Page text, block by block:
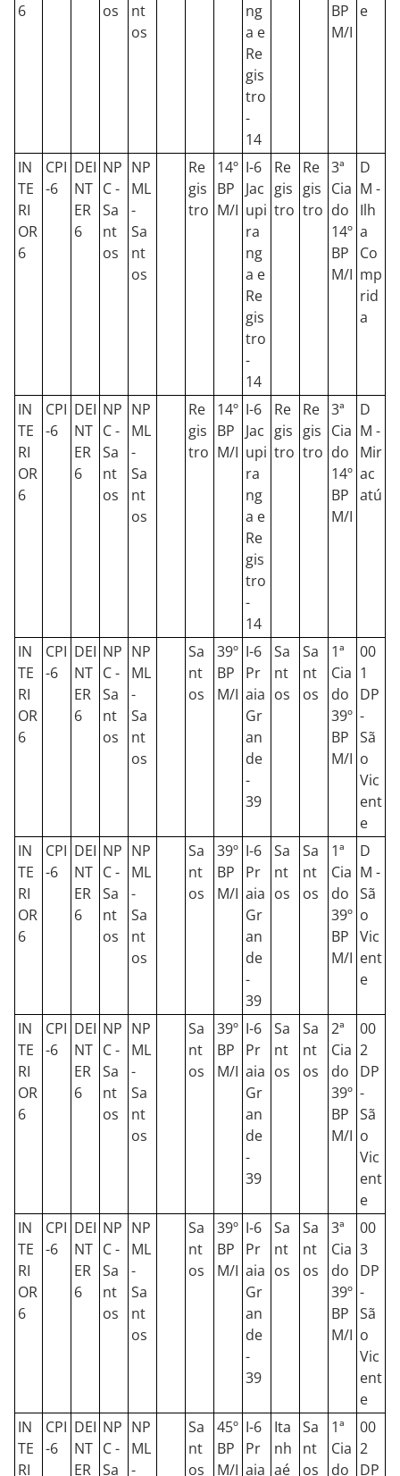
6
os
nt
os
ng
a e
Re
gis
tro
-
14
BP
M/I
e
IN
TE
RI
OR
6
CPI
-6
DEI
NT
ER
6
NP
C -
Sa
nt
os
NP
ML
-
Sa
nt
os
Re
gis
tro
14º
BP
M/I
I-6
Jac
upi
ra
ng
a e
Re
gis
tro
-
14
Re
gis
tro
Re
gis
tro
3ª
Cia
do
14º
BP
M/I
D
M -
Ilh
a
Co
mp
rid
a
IN
TE
RI
OR
6
CPI
-6
DEI
NT
ER
6
NP
C -
Sa
nt
os
NP
ML
-
Sa
nt
os
Re
gis
tro
14º
BP
M/I
I-6
Jac
upi
ra
ng
a e
Re
gis
tro
-
14
Re
gis
tro
Re
gis
tro
3ª
Cia
do
14º
BP
M/I
D
M -
Mir
ac
atú
IN
TE
RI
OR
6
CPI
-6
DEI
NT
ER
6
NP
C -
Sa
nt
os
NP
ML
-
Sa
nt
os
Sa
nt
os
39º
BP
M/I
I-6
Pr
aia
Gr
an
de
-
39
Sa
nt
os
Sa
nt
os
1ª
Cia
do
39º
BP
M/I
00
1
DP
-
Sã
o
Vic
ent
e
IN
TE
RI
OR
6
CPI
-6
DEI
NT
ER
6
NP
C -
Sa
nt
os
NP
ML
-
Sa
nt
os
Sa
nt
os
39º
BP
M/I
I-6
Pr
aia
Gr
an
de
-
39
Sa
nt
os
Sa
nt
os
1ª
Cia
do
39º
BP
M/I
D
M -
Sã
o
Vic
ent
e
IN
TE
RI
OR
6
CPI
-6
DEI
NT
ER
6
NP
C -
Sa
nt
os
NP
ML
-
Sa
nt
os
Sa
nt
os
39º
BP
M/I
I-6
Pr
aia
Gr
an
de
-
39
Sa
nt
os
Sa
nt
os
2ª
Cia
do
39º
BP
M/I
00
2
DP
-
Sã
o
Vic
ent
e
IN
TE
RI
OR
6
CPI
-6
DEI
NT
ER
6
NP
C -
Sa
nt
os
NP
ML
-
Sa
nt
os
Sa
nt
os
39º
BP
M/I
I-6
Pr
aia
Gr
an
de
-
39
Sa
nt
os
Sa
nt
os
3ª
Cia
do
39º
BP
M/I
00
3
DP
-
Sã
o
Vic
ent
e
IN
TE
RI
CPI
-6
DEI
NT
ER
NP
C -
Sa
NP
ML
-
Sa
nt
os
45º
BP
M/I
I-6
Pr
aia
Ita
nh
aé
Sa
nt
os
1ª
Cia
do
00
2
DP